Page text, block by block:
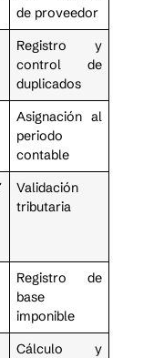
de proveedor
Registro y
control de
duplicados
Asignación al
periodo
contable
Validación
tributaria
Registro de
base
imponible
Cálculo y